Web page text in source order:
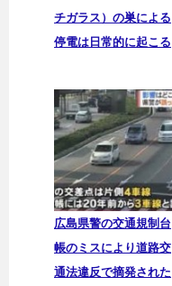
チガラス）の巣による
停電は日常的に起こる
広島県警の交通規制台
帳のミスにより道路交
通法違反で摘発された